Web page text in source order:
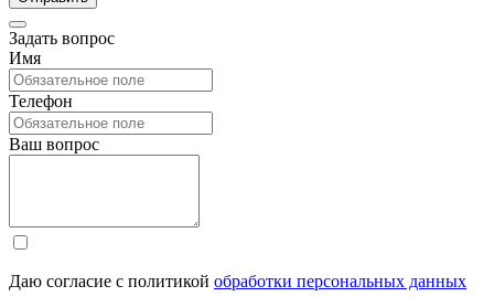
Задать вопрос
Имя
Телефон
Ваш вопрос
Даю согласие с политикой обработки персональных данных